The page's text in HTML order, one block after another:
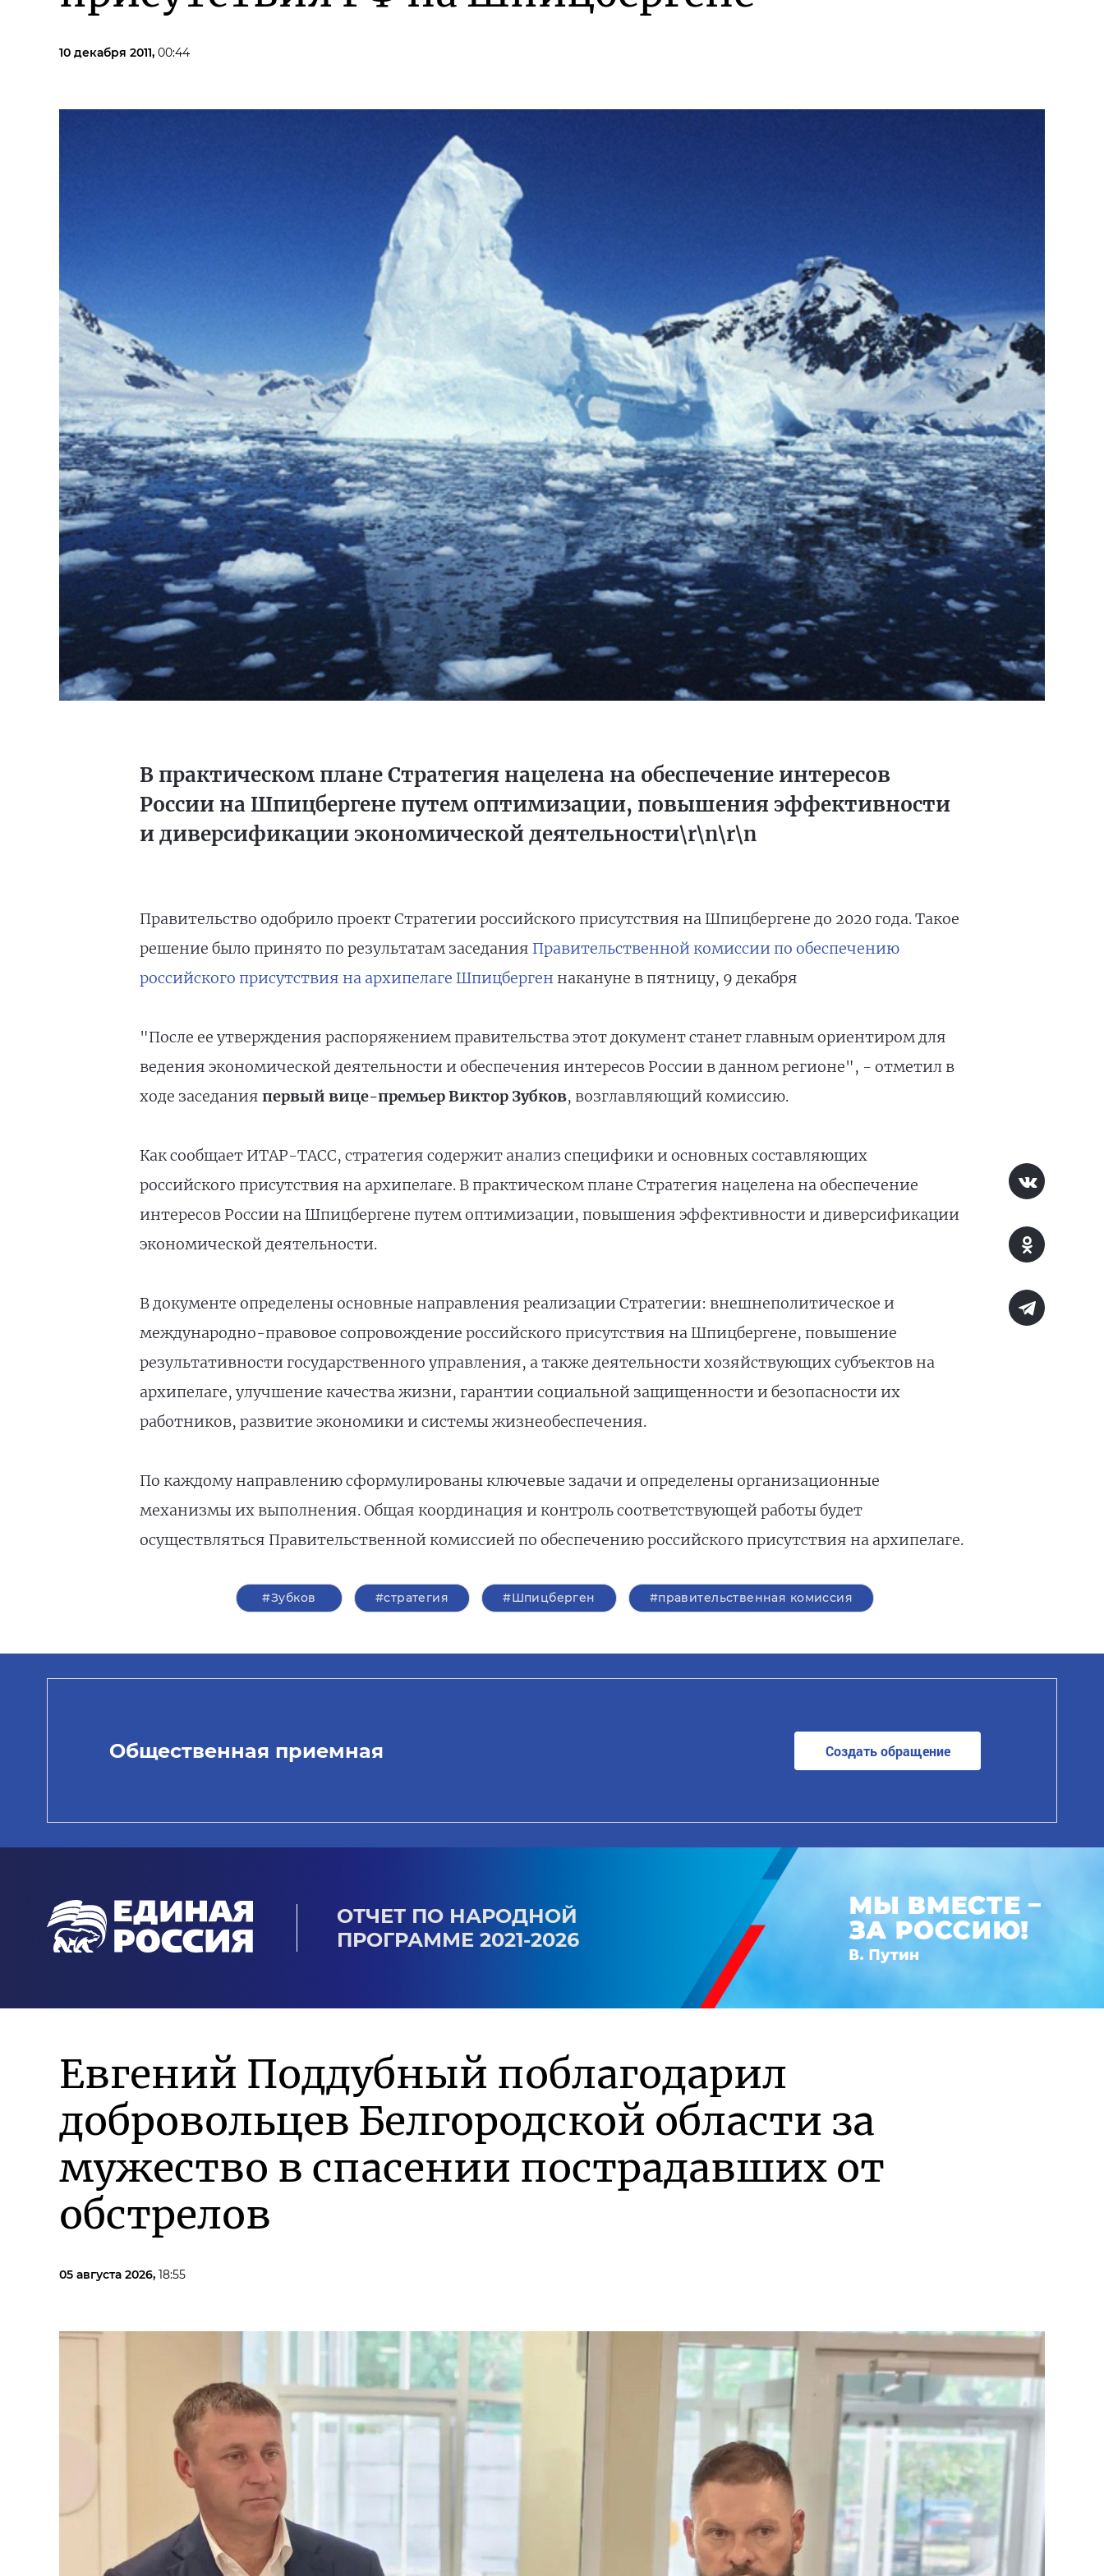
10 декабря 2011, 00:44
В практическом плане Стратегия нацелена на обеспечение интересов
России на Шпицбергене путем оптимизации, повышения эффективности
и диверсификации экономической деятельности\r\n\r\n
Правительство одобрило проект Стратегии российского присутствия на Шпицбергене до 2020 года. Такое
решение было принято по результатам заседания Правительственной комиссии по обеспечению
российского присутствия на архипелаге Шпицберген накануне в пятницу, 9 декабря
"После ее утверждения распоряжением правительства этот документ станет главным ориентиром для
ведения экономической деятельности и обеспечения интересов России в данном регионе", - отметил в
ходе заседания первый вице-премьер Виктор Зубков, возглавляющий комиссию.
Как сообщает ИТАР-ТАСС, стратегия содержит анализ специфики и основных составляющих
российского присутствия на архипелаге. В практическом плане Стратегия нацелена на обеспечение
интересов России на Шпицбергене путем оптимизации, повышения эффективности и диверсификации
экономической деятельности.
В документе определены основные направления реализации Стратегии: внешнеполитическое и
международно-правовое сопровождение российского присутствия на Шпицбергене, повышение
результативности государственного управления, а также деятельности хозяйствующих субъектов на
архипелаге, улучшение качества жизни, гарантии социальной защищенности и безопасности их
работников, развитие экономики и системы жизнеобеспечения.
По каждому направлению сформулированы ключевые задачи и определены организационные
механизмы их выполнения. Общая координация и контроль соответствующей работы будет
осуществляться Правительственной комиссией по обеспечению российского присутствия на архипелаге.
#Зубков #стратегия #Шпицберген #правительственная комиссия
Общественная приемная Создать обращение
ОТЧЕТ ПО НАРОДНОЙ
ПРОГРАММЕ 2021-2026
Евгений Поддубный поблагодарил
добровольцев Белгородской области за
мужество в спасении пострадавших от
обстрелов
05 августа 2026, 18:55